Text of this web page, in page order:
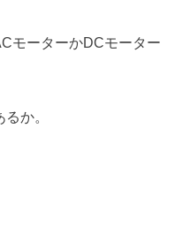
モーターかDCモーター
か。